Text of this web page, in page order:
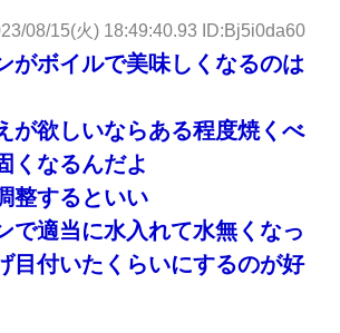
08/15(火) 18:49:40.93 ID:Bj5i0da60
がボイルで美味しくなるのは
が欲しいならある程度焼くべ
くなるんだよ
整するといい
で適当に水入れて水無くなっ
目付いたくらいにするのが好